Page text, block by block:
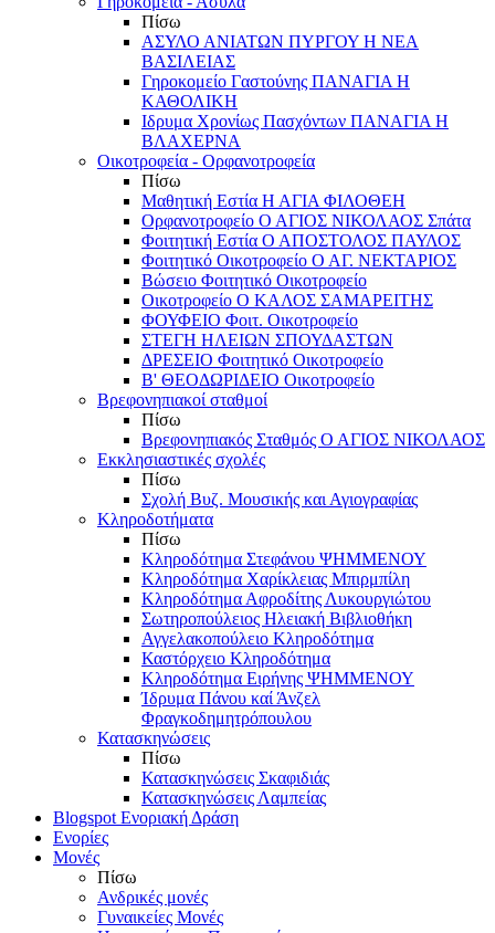
Πίσω
ΑΣΥΛΟ ΑΝΙΑΤΩΝ ΠΥΡΓΟΥ Η ΝΕΑ
ΒΑΣΙΛΕΙΑΣ
Γηροκομείο Γαστούνης ΠΑΝΑΓΙΑ Η
ΚΑΘΟΛΙΚΗ
Ιδρυμα Χρονίως Πασχόντων ΠΑΝΑΓΙΑ Η
ΒΛΑΧΕΡΝΑ
Οικοτροφεία - Ορφανοτροφεία
Πίσω
Μαθητική Εστία Η ΑΓΙΑ ΦΙΛΟΘΕΗ
Ορφανοτροφείο Ο ΑΓΙΟΣ ΝΙΚΟΛΑΟΣ Σπάτα
Φοιτητική Εστία Ο ΑΠΟΣΤΟΛΟΣ ΠΑΥΛΟΣ
Φοιτητικό Οικοτροφείο Ο ΑΓ. ΝΕΚΤΑΡΙΟΣ
Βώσειο Φοιτητικό Οικοτροφείο
Οικοτροφείο Ο ΚΑΛΟΣ ΣΑΜΑΡΕΙΤΗΣ
ΦΟΥΦΕΙΟ Φοιτ. Οικοτροφείο
ΣΤΕΓΗ ΗΛΕΙΩΝ ΣΠΟΥΔΑΣΤΩΝ
ΔΡΕΣΕΙΟ Φοιτητικό Οικοτροφείο
Β' ΘΕΟΔΩΡΙΔΕΙΟ Οικοτροφείο
Βρεφονηπιακοί σταθμοί
Πίσω
Βρεφονηπιακός Σταθμός Ο ΑΓΙΟΣ ΝΙΚΟΛΑΟΣ
Εκκλησιαστικές σχολές
Πίσω
Σχολή Βυζ. Μουσικής και Αγιογραφίας
Κληροδοτήματα
Πίσω
Κληροδότημα Στεφάνου ΨΗΜΜΕΝΟΥ
Κληροδότημα Χαρίκλειας Μπιρμπίλη
Κληροδότημα Αφροδίτης Λυκουργιώτου
Σωτηροπούλειος Ηλειακή Βιβλιοθήκη
Αγγελακοπούλειο Κληροδότημα
Καστόρχειο Κληροδότημα
Κληροδότημα Ειρήνης ΨΗΜΜΕΝΟΥ
Ίδρυμα Πάνου καί Άνζελ
Φραγκοδημητρόπουλου
Κατασκηνώσεις
Πίσω
Κατασκηνώσεις Σκαφιδιάς
Κατασκηνώσεις Λαμπείας
Blogspot Ενοριακή Δράση
Ενορίες
Μονές
Πίσω
Ανδρικές μονές
Γυναικείες Μονές